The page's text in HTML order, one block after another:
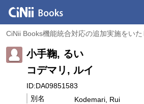
CiNii Books機能統合対応の追加実施をいた
小手鞠, るい
コデマリ, ルイ
ID:DA09851583
別名
Kodemari, Rui